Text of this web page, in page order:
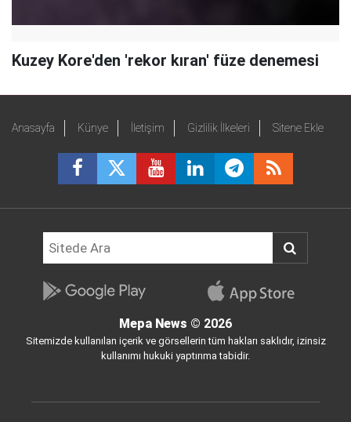
Kuzey Kore'den 'rekor kıran' füze denemesi
Anasayfa Künye İletişim Gizlilik İlkeleri Sitene Ekle
Mepa News © 2026
Sitemizde kullanılan içerik ve görsellerin tüm hakları saklıdır, izinsiz
kullanımı hukuki yaptırıma tabidir.